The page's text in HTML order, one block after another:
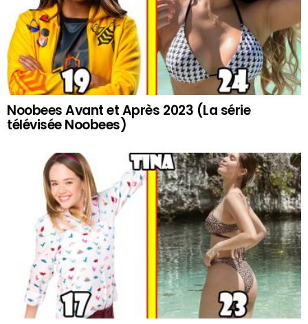
Noobees Avant et Après 2023 (La série
télévisée Noobees)